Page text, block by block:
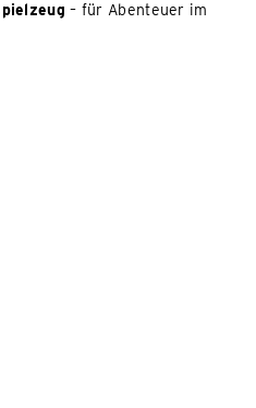
– für Abenteuer im